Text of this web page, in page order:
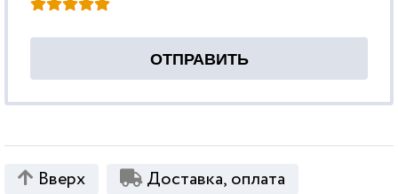
Вверх
Доставка, оплата